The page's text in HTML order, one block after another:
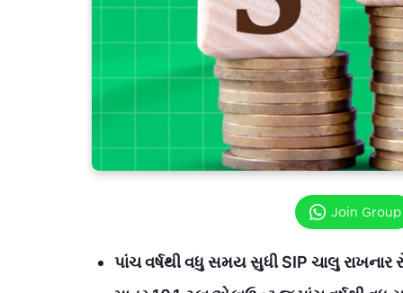
Join Group
પાંચ વર્ષથી વધુ સમય સુધી SIP ચાલુ રાખનાર